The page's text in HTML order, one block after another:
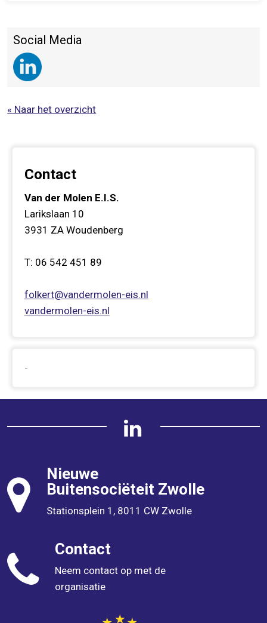
Social Media
« Naar het overzicht
Contact
Van der Molen E.I.S.
Larikslaan 10
3931 ZA Woudenberg
T: 06 542 451 89
folkert@vandermolen-eis.nl
vandermolen-eis.nl
-
Nieuwe
Buitensociëteit Zwolle
Stationsplein 1, 8011 CW Zwolle
Contact
Neem contact op met de
organisatie